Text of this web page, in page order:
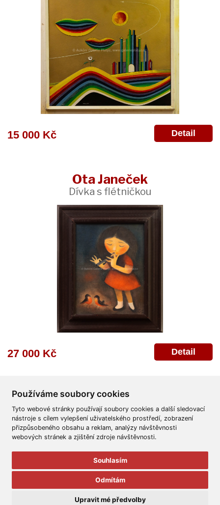
Používáme soubory cookies
Tyto webové stránky používají soubory cookies a další sledovací
nástroje s cílem vylepšení uživatelského prostředí, zobrazení
přizpůsobeného obsahu a reklam, analýzy návštěvnosti
webových stránek a zjištění zdroje návštěvnosti.
Souhlasím
Odmítám
Upravit mé předvolby
15 000 Kč Detail
Ota Janeček
Dívka s flétničkou
27 000 Kč Detail
Všeobecné obchodní podmínky Reklamační řád
Ochrana osobních údajů
Všechna práva vyhrazena.